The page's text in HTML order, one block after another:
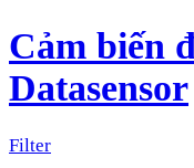
Cảm biến
Datasensor
Filter